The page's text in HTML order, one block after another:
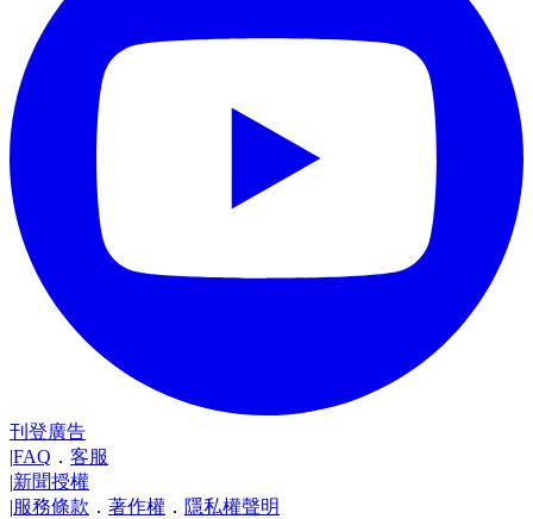
刊登廣告
|FAQ ． 客服
|新聞授權
|服務條款 ． 著作權 ． 隱私權聲明